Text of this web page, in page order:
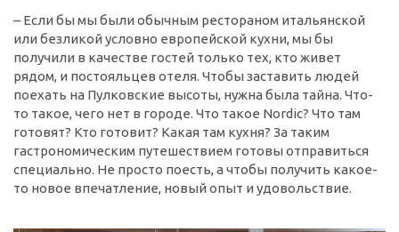
– Если бы мы были обычным рестораном итальянской
или безликой условно европейской кухни, мы бы
получили в качестве гостей только тех, кто живет
рядом, и постояльцев отеля. Чтобы заставить людей
поехать на Пулковские высоты, нужна была тайна. Что-
то такое, чего нет в городе. Что такое Nordic? Что там
готовят? Кто готовит? Какая там кухня? За таким
гастрономическим путешествием готовы отправиться
специально. Не просто поесть, а чтобы получить какое-
то новое впечатление, новый опыт и удовольствие.